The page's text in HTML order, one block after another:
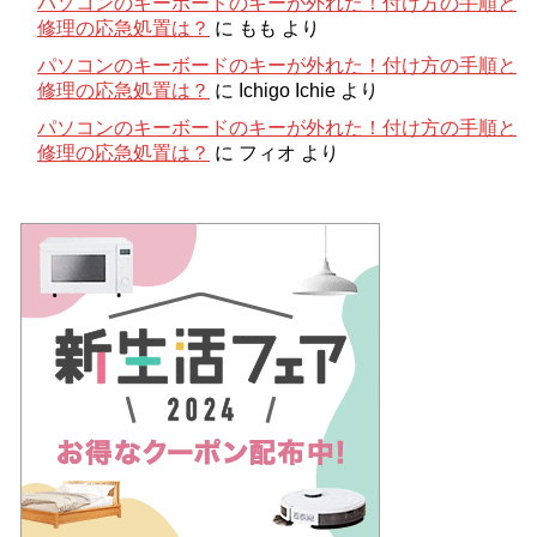
修理の応急処置は？ に もも より
パソコンのキーボードのキーが外れた！付け方の手順と
修理の応急処置は？ に Ichigo Ichie より
パソコンのキーボードのキーが外れた！付け方の手順と
修理の応急処置は？ に フィオ より